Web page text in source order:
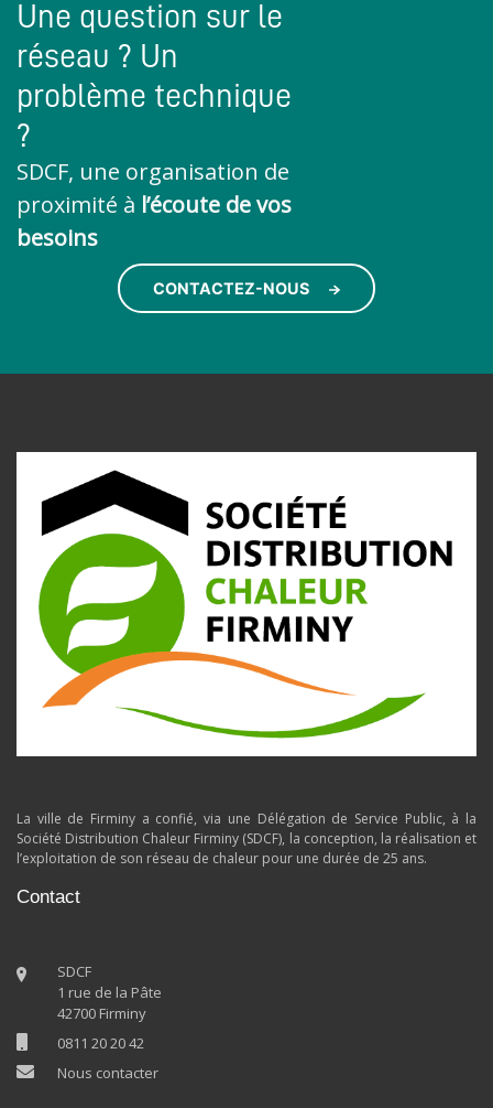
Une question sur le
réseau ? Un
problème technique
?
SDCF, une organisation de
proximité à l’écoute de vos
besoins
CONTACTEZ-NOUS
La ville de Firminy a confié, via une Délégation de Service Public, à la
Société Distribution Chaleur Firminy (SDCF), la conception, la réalisation et
l’exploitation de son réseau de chaleur pour une durée de 25 ans.
Contact
SDCF
1 rue de la Pâte
42700 Firminy
0811 20 20 42
Nous contacter